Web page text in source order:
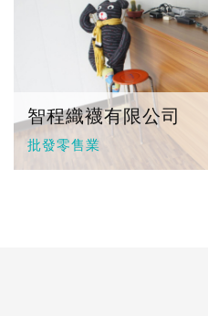
智程織襪有限公司
批發零售業